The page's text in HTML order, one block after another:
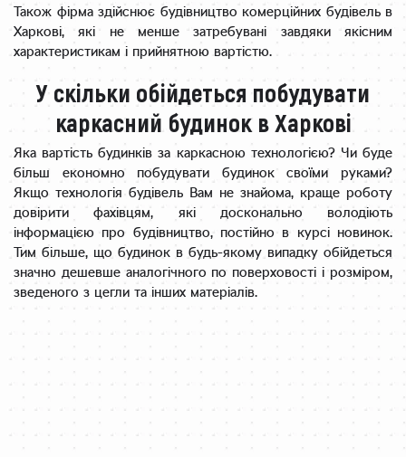
Також фірма здійснює будівництво комерційних будівель в
Харкові, які не менше затребувані завдяки якісним
характеристикам і прийнятною вартістю.
У скільки обійдеться побудувати
каркасний будинок в Харкові
Яка вартість будинків за каркасною технологією? Чи буде
більш економно побудувати будинок своїми руками?
Якщо технологія будівель Вам не знайома, краще роботу
довірити фахівцям, які досконально володіють
інформацією про будівництво, постійно в курсі новинок.
Тим більше, що будинок в будь-якому випадку обійдеться
значно дешевше аналогічного по поверховості і розміром,
зведеного з цегли та інших матеріалів.